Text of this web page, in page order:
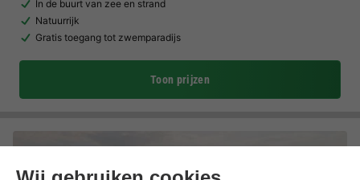
In de buurt van zee en strand
Natuurrijk
Gratis toegang tot zwemparadijs
Toon prijzen